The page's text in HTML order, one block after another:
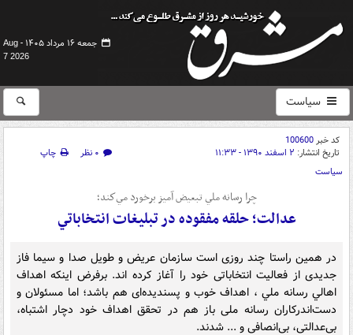
جمعه ۱۶ مرداد ۱۴۰۵ -
Aug
7 2026
سیاست
کد خبر100600
تاریخ انتشار: ۲ اسفند ۱۳۹۰ - ۱۱:۳۳ ۰ نظر
چاپ
سیاست
چرا رسانه ملي تبعيض آميز برخورد مي‌كند؛
عدالت؛ حلقه مفقوده در تبليغات انتخاباتي
در همين راستا چند روزی است سازمان عریض و طویل صدا و سیما فاز
جدیدی از فعالیت انتخاباتی خود را آغاز کرده اند. برفرض اينكه اهداف
اهالي رسانه ملي ، اهداف خوب و پسندیده‌ای هم باشد؛ اما مسئولان و
دست‌اندرکاران رسانه ملی باز هم در تحقق اهداف خود دچار اشتباه،
بی‌عدالتی، بی‌انصافی و ... شدند.